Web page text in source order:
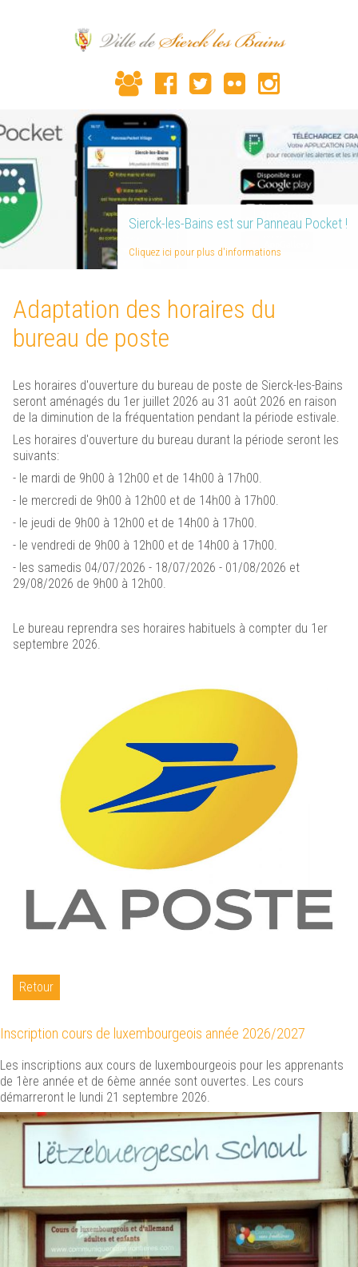
Sierck-les-Bains est sur Panneau Pocket !
Cliquez ici pour plus d'informations
Renaissance du
Château des Ducs de Lorraine
Cliquez ici
Adaptation des horaires du
bureau de poste
Les horaires d'ouverture du bureau de poste de Sierck-les-Bains
seront aménagés du 1er juillet 2026 au 31 août 2026 en raison
de la diminution de la fréquentation pendant la période estivale.
Les horaires d'ouverture du bureau durant la période seront les
suivants:
- le mardi de 9h00 à 12h00 et de 14h00 à 17h00.
- le mercredi de 9h00 à 12h00 et de 14h00 à 17h00.
- le jeudi de 9h00 à 12h00 et de 14h00 à 17h00.
- le vendredi de 9h00 à 12h00 et de 14h00 à 17h00.
- les samedis 04/07/2026 - 18/07/2026 - 01/08/2026 et
29/08/2026 de 9h00 à 12h00.
Le bureau reprendra ses horaires habituels à compter du 1er
septembre 2026.
Retour
Inscription cours de luxembourgeois année 2026/2027
Les inscriptions aux cours de luxembourgeois pour les apprenants
de 1ère année et de 6ème année sont ouvertes. Les cours
démarreront le lundi 21 septembre 2026.